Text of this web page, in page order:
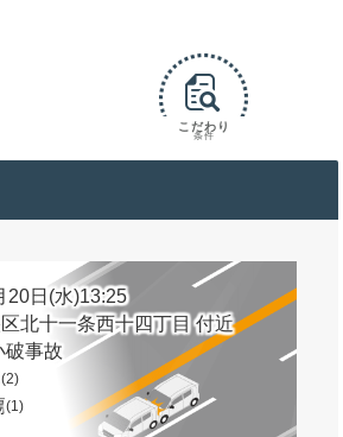
こだわり
条件
20日(水)13:25
北十一条西十四丁目 付近
破事故
(2)
(1)